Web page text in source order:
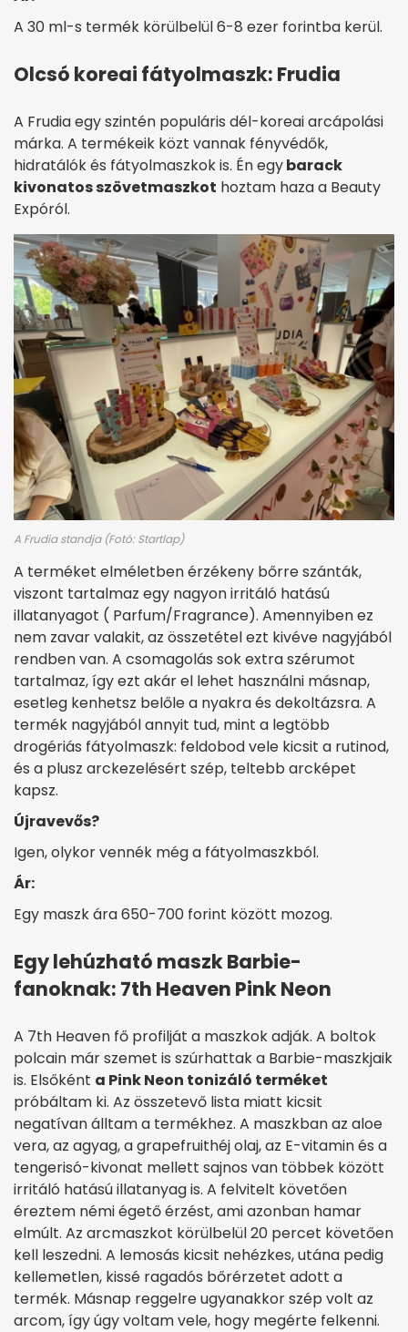
A 30 ml-s termék körülbelül 6-8 ezer forintba kerül.
Olcsó koreai fátyolmaszk: Frudia
A Frudia egy szintén populáris dél-koreai arcápolási
márka. A termékeik közt vannak fényvédők,
hidratálók és fátyolmaszkok is. Én egybarack
kivonatos szövetmaszkot hoztam haza a Beauty
Expóról.
A Frudia standja (Fotó: Startlap)
A terméket elméletben érzékeny bőrre szánták,
viszont tartalmaz egy nagyon irritáló hatású
illatanyagot ( Parfum/Fragrance). Amennyiben ez
nem zavar valakit, az összetétel ezt kivéve nagyjából
rendben van. A csomagolás sok extra szérumot
tartalmaz, így ezt akár el lehet használni másnap,
esetleg kenhetsz belőle a nyakra és dekoltázsra. A
termék nagyjából annyit tud, mint a legtöbb
drogériás fátyolmaszk: feldobod vele kicsit a rutinod,
és a plusz arckezelésért szép, teltebb arcképet
kapsz.
Újravevős?
Igen, olykor vennék még a fátyolmaszkból.
Ár:
Egy maszk ára 650-700 forint között mozog.
Egy lehúzható maszk Barbie-
fanoknak: 7th Heaven Pink Neon
A 7th Heaven fő profilját a maszkok adják. A boltok
polcain már szemet is szúrhattak a Barbie-maszkjaik
is. Elsőként a Pink Neon tonizáló terméket
próbáltam ki. Az összetevő lista miatt kicsit
negatívan álltam a termékhez. A maszkban az aloe
vera, az agyag, a grapefruithéj olaj, az E-vitamin és a
tengerisó-kivonat mellett sajnos van többek között
irritáló hatású illatanyag is. A felvitelt követően
éreztem némi égető érzést, ami azonban hamar
elmúlt. Az arcmaszkot körülbelül 20 percet követően
kell leszedni. A lemosás kicsit nehézkes, utána pedig
kellemetlen, kissé ragadós bőrérzetet adott a
termék. Másnap reggelre ugyanakkor szép volt az
arcom, így úgy voltam vele, hogy megérte felkenni.